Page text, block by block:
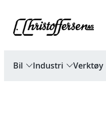
innhold
Bil Industri Verktøy